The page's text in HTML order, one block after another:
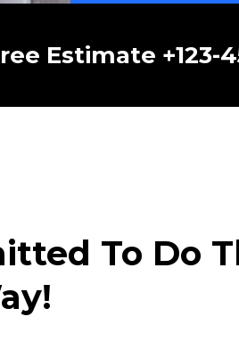
Estimate +123-
To Do